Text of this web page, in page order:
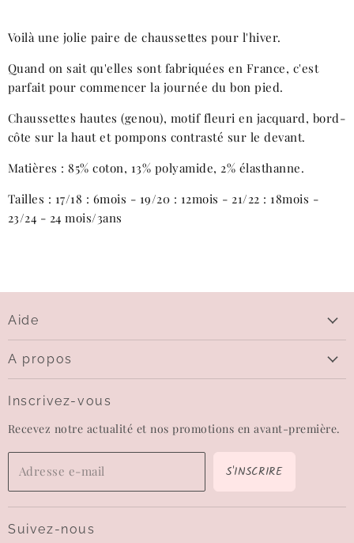
Voilà une jolie paire de chaussettes pour l'hiver.
Quand on sait qu'elles sont fabriquées en France, c'est
parfait pour commencer la journée du bon pied.
Chaussettes hautes (genou), motif fleuri en jacquard, bord-
côte sur la haut et pompons contrasté sur le devant.
Matières : 85% coton, 13% polyamide, 2% élasthanne.
Tailles : 17/18 : 6mois - 19/20 : 12mois - 21/22 : 18mois -
23/24 - 24 mois/3ans
Aide
Livraison
Questions sur le paiement
Mentions légales
Confidentialité
Politique de remboursement
A propos
Contactez-nous
Carte-cadeau
Wishlist
Inscrivez-vous
Recevez notre actualité et nos promotions en avant-première.
Adresse e-mail S'INSCRIRE
Suivez-nous